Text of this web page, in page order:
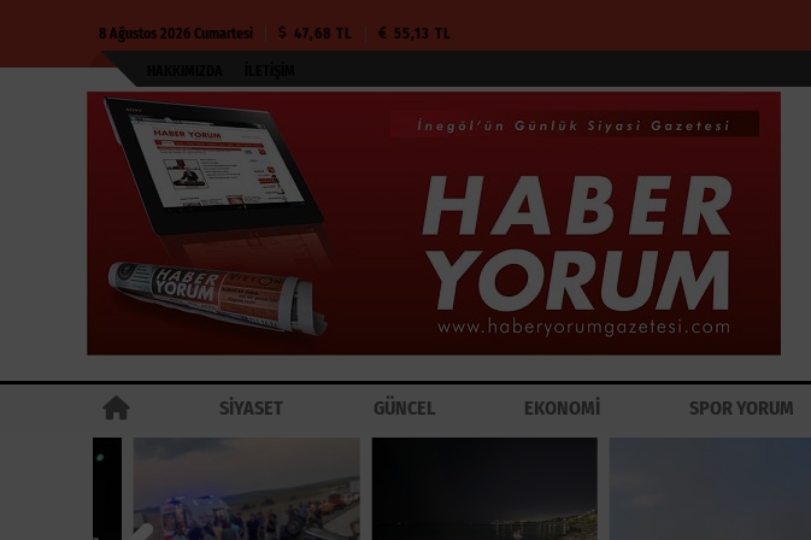
8 Ağustos 2026 Cumartesi 47,68 TL 55,13 TL
SİYASET GÜNCEL EKONOMİ SPOR YORUM